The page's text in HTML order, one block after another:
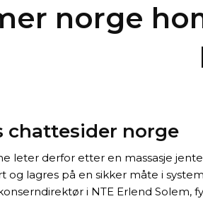
norge
chattesider norge
leter derfor etter en massasje
lagres på en sikker måte i
i NTE Erlend